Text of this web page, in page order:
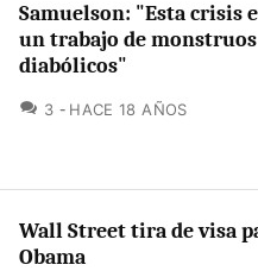
Samuelson: "Esta crisis
un trabajo de monstruos
diabólicos"
3 COMENTARIOS
HACE 18 AÑOS
Wall Street tira de visa
Obama